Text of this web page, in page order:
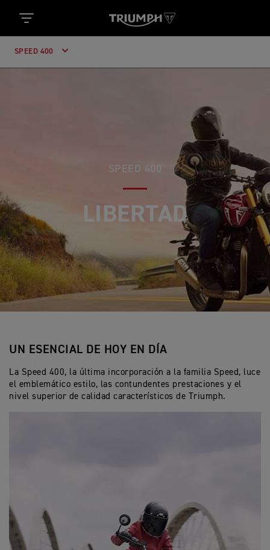
SPEED 400
SPEED 400
BUSCA
UN ESENCIAL DE HOY EN DÍA
La Speed 400, la última incorporación a la familia Speed, luce
el emblemático estilo, las contundentes prestaciones y el
nivel superior de calidad característicos de Triumph.